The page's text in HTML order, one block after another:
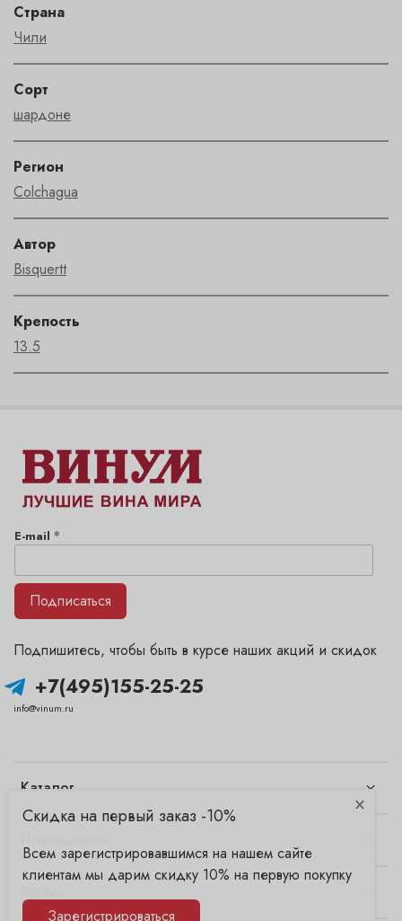
Страна
Чили
Сорт
шардоне
Регион
Colchagua
Автор
Bisquertt
Крепость
13.5
Каталог
+7(495)155-25-25
info@vinum.ru
Подпишитесь, чтобы быть в курсе наших акций и скидок
E-mail *
Подписаться
×
Скидка на первый заказ -10%
Всем зарегистрировавшимся на нашем сайте
клиентам мы дарим скидку 10% на первую покупку
Зарегистрироваться